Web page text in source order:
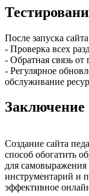
После запуска
- Проверка всех
- Обратная связь от
- Регулярное
обслуживание
Заключение
Создание сайта
способ обогатить
для
инструментарий и
эффективное